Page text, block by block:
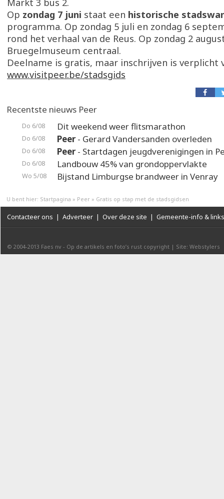
Markt 3 bus 2.
Op zondag 7 juni staat een historische
programma. Op zondag 5 juli en zondag 6
rond het verhaal van de Reus. Op zondag 2
Bruegelmuseum centraal.
Deelname is gratis, maar inschrijven is verplicht
www.visitpeer.be/stadsgids
Recentste nieuws Peer
Do 6/08 Dit weekend weer flitsmarathon
Do 6/08 Peer- Gerard Vandersanden overleden
Do 6/08 Peer- Startdagen jeugdverenigingen in
Do 6/08 Landbouw 45% van grondoppervlakte
Wo 5/08 Bijstand Limburgse brandweer in Venray
U bent hier: Startpagina » Peer » Gratis op stap met de stadsgidsen
Contacteer ons | Adverteer | Over deze site | Gemeente-info & links
© 2004-2013 Faes nv - Op de artikels en foto’s rust copyright | Site: Webstylers